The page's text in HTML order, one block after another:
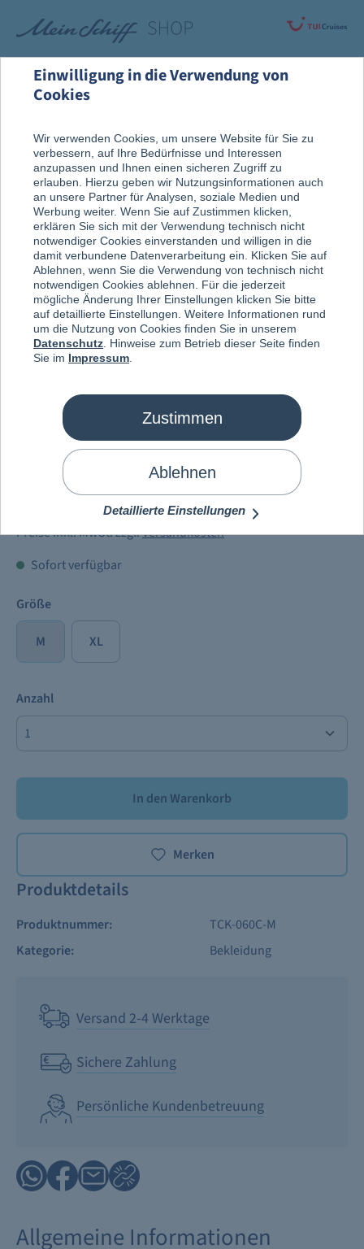
Rund um die Kreuzfahrt
An Bord entdeckt
Auf der Kabine
Mein Schiff®Bademantel GOTS
ARUBA
Preise inkl. MwSt. zzgl.Versandkosten
Sofort verfügbar
Größe
M XL
Anzahl
In den Warenkorb
Merken
Produktdetails
Produktnummer:
TCK-060C-M
Kategorie:
Bekleidung
Versand 2-4 Werktage
Sichere Zahlung
Persönliche Kundenbetreuung
Allgemeine Informationen
Einwilligung in die Verwendung von
Cookies
Wir verwenden Cookies, um unsere Website für Sie zu
verbessern, auf Ihre Bedürfnisse und Interessen
anzupassen und Ihnen einen sicheren Zugriff zu
erlauben. Hierzu geben wir Nutzungsinformationen auch
an unsere Partner für Analysen, soziale Medien und
Werbung weiter. Wenn Sie auf Zustimmen klicken,
erklären Sie sich mit der Verwendung technisch nicht
notwendiger Cookies einverstanden und willigen in die
damit verbundene Datenverarbeitung ein. Klicken Sie auf
Ablehnen, wenn Sie die Verwendung von technisch nicht
notwendigen Cookies ablehnen. Für die jederzeit
mögliche Änderung Ihrer Einstellungen klicken Sie bitte
auf detaillierte Einstellungen. Weitere Informationen rund
um die Nutzung von Cookies finden Sie in unserem
Datenschutz . Hinweise zum Betrieb dieser Seite finden
Sie im Impressum
Zustimmen
Ablehnen
Detaillierte Einstellungen